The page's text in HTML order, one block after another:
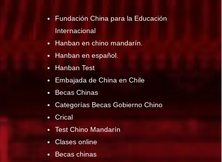
Fundación China para la Educación
Internacional
Hanban en chino mandarín.
Hanban en español.
Hanban Test
Embajada de China en Chile
Becas Chinas
Categorías Becas Gobierno Chino
Crical
Test Chino Mandarín
Clases online
Becas chinas